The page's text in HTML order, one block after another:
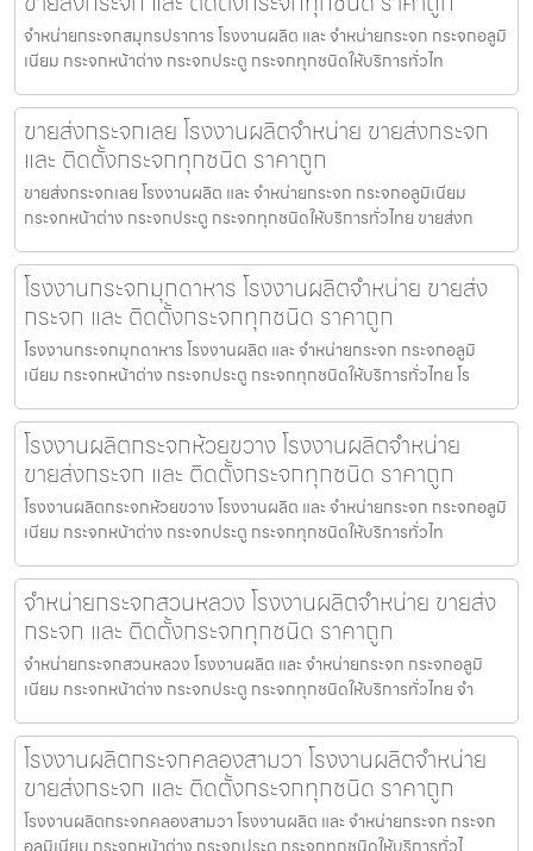
จำหน่ายกระจกสมุทรปราการ โรงงานผลิต และ จำหน่ายกระจก กระจกอลูมิ
เนียม กระจกหน้าต่าง กระจกประตู กระจกทุกชนิดให้บริการทั่วไท
ขายส่งกระจกเลย โรงงานผลิตจำหน่าย ขายส่งกระจก
และ ติดตั้งกระจกทุกชนิด ราคาถูก
ขายส่งกระจกเลย โรงงานผลิต และ จำหน่ายกระจก กระจกอลูมิเนียม
กระจกหน้าต่าง กระจกประตู กระจกทุกชนิดให้บริการทั่วไทย ขายส่งก
โรงงานกระจกมุกดาหาร โรงงานผลิตจำหน่าย ขายส่ง
กระจก และ ติดตั้งกระจกทุกชนิด ราคาถูก
โรงงานกระจกมุกดาหาร โรงงานผลิต และ จำหน่ายกระจก กระจกอลูมิ
เนียม กระจกหน้าต่าง กระจกประตู กระจกทุกชนิดให้บริการทั่วไทย โร
โรงงานผลิตกระจกห้วยขวาง โรงงานผลิตจำหน่าย
ขายส่งกระจก และ ติดตั้งกระจกทุกชนิด ราคาถูก
โรงงานผลิตกระจกห้วยขวาง โรงงานผลิต และ จำหน่ายกระจก กระจกอลูมิ
เนียม กระจกหน้าต่าง กระจกประตู กระจกทุกชนิดให้บริการทั่วไท
จำหน่ายกระจกสวนหลวง โรงงานผลิตจำหน่าย ขายส่ง
กระจก และ ติดตั้งกระจกทุกชนิด ราคาถูก
จำหน่ายกระจกสวนหลวง โรงงานผลิต และ จำหน่ายกระจก กระจกอลูมิ
เนียม กระจกหน้าต่าง กระจกประตู กระจกทุกชนิดให้บริการทั่วไทย จำ
โรงงานผลิตกระจกคลองสามวา โรงงานผลิตจำหน่าย
ขายส่งกระจก และ ติดตั้งกระจกทุกชนิด ราคาถูก
โรงงานผลิตกระจกคลองสามวา โรงงานผลิต และ จำหน่ายกระจก กระจก